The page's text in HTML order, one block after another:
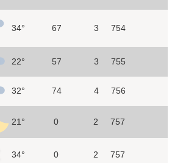
34° 67 3 754
22° 57 3 755
32° 74 4 756
21° 0 2 757
34° 0 2 757